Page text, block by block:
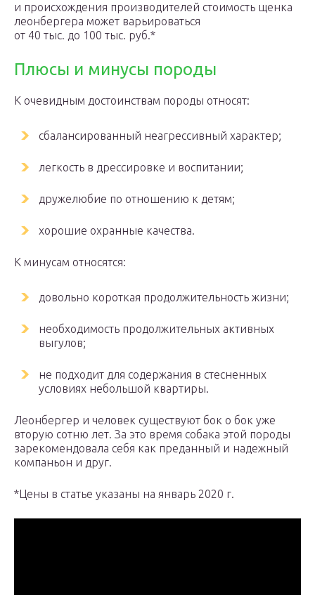
и происхождения производителей стоимость щенка
леонбергера может варьироваться
от 40 тыс. до 100 тыс. руб.*
Плюсы и минусы породы
К очевидным достоинствам породы относят:
сбалансированный неагрессивный характер;
легкость в дрессировке и воспитании;
дружелюбие по отношению к детям;
хорошие охранные качества.
К минусам относятся:
довольно короткая продолжительность жизни;
необходимость продолжительных активных
выгулов;
не подходит для содержания в стесненных
условиях небольшой квартиры.
Леонбергер и человек существуют бок о бок уже
вторую сотню лет. За это время собака этой породы
зарекомендовала себя как преданный и надежный
компаньон и друг.
*Цены в статье указаны на январь 2020 г.